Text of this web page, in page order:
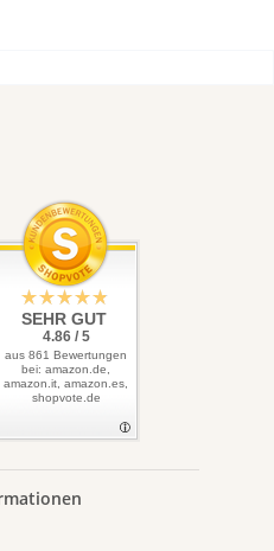
SEHR GUT
4.86 / 5
aus 861 Bewertungen
bei: amazon.de,
amazon.it, amazon.es,
shopvote.de